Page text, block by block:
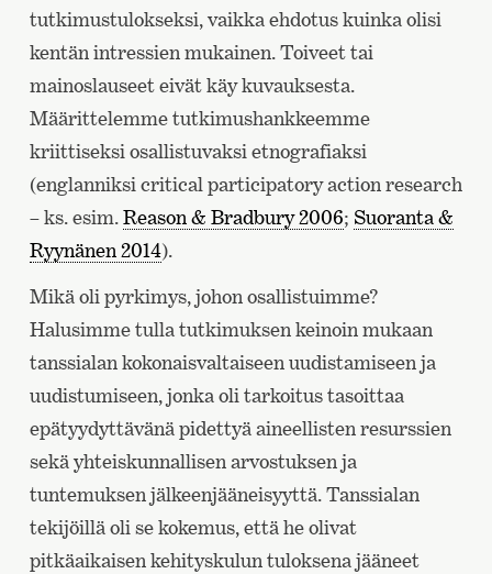
tutkimustulokseksi, vaikka ehdotus kuinka olisi
kentän intressien mukainen. Toiveet tai
mainoslauseet eivät käy kuvauksesta.
Määrittelemme tutkimushankkeemme
kriittiseksi osallistuvaksi etnografiaksi
(englanniksi critical participatory action research
– ks. esim.Reason & Bradbury 2006; Suoranta &
Ryynänen 2014).
Mikä oli pyrkimys, johon osallistuimme?
Halusimme tulla tutkimuksen keinoin mukaan
tanssialan kokonaisvaltaiseen uudistamiseen ja
uudistumiseen, jonka oli tarkoitus tasoittaa
epätyydyttävänä pidettyä aineellisten resurssien
sekä yhteiskunnallisen arvostuksen ja
tuntemuksen jälkeenjääneisyyttä. Tanssialan
tekijöillä oli se kokemus, että he olivat
pitkäaikaisen kehityskulun tuloksena jääneet